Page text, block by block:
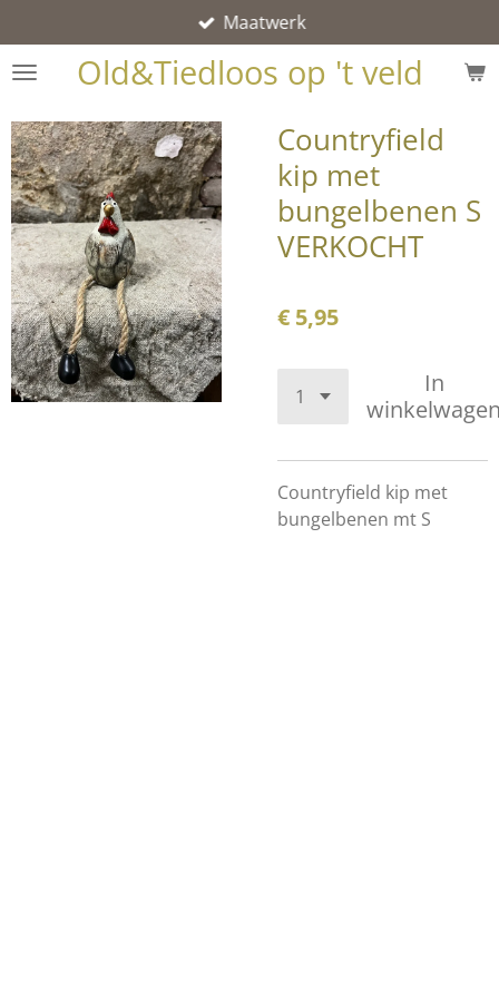
direct
naar
hoofdinhoud
Old&Tiedloos op 't veld
Maatwerk
Countryfield
kip met
bungelbenen S
VERKOCHT
€ 5,95
In
Countryfield kip met
bungelbenen mt S